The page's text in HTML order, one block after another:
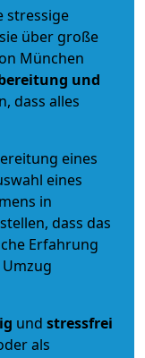
stressige
über große
München
und
dass alles
eines
eines
in
dass das
Erfahrung
und stressfrei
als